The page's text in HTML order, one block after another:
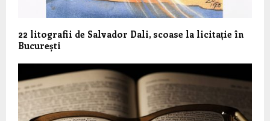
22 litografii de Salvador Dali, scoase la licitație în
București